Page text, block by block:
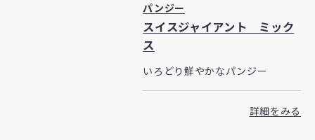
パンジー
スイスジャイアント ミック
ス
いろどり鮮やかなパンジー
詳細をみる